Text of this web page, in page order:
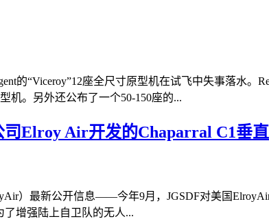
的“Viceroy”12座全尺寸原型机在试飞中失事落水。
机。另外还公布了一个50-150座的...
Elroy Air开发的Chaparral C1垂
）最新公开信息——今年9月，JGSDF对美国
增强陆上自卫队的无人...